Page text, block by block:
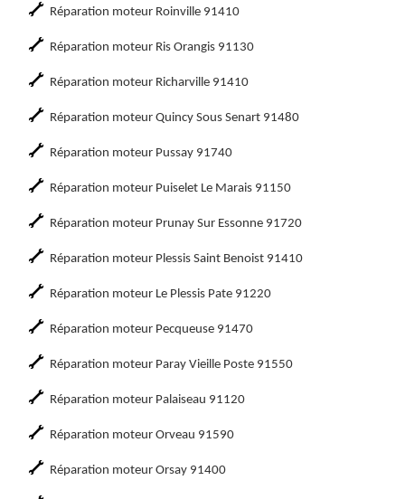
Réparation moteur Roinville 91410
Réparation moteur Ris Orangis 91130
Réparation moteur Richarville 91410
Réparation moteur Quincy Sous Senart 91480
Réparation moteur Pussay 91740
Réparation moteur Puiselet Le Marais 91150
Réparation moteur Prunay Sur Essonne 91720
Réparation moteur Plessis Saint Benoist 91410
Réparation moteur Le Plessis Pate 91220
Réparation moteur Pecqueuse 91470
Réparation moteur Paray Vieille Poste 91550
Réparation moteur Palaiseau 91120
Réparation moteur Orveau 91590
Réparation moteur Orsay 91400